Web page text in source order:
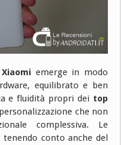
Xiaomi emerge in modo
equilibrato e ben
e fluidità propri dei top
che non
complessiva. Le
conto anche del